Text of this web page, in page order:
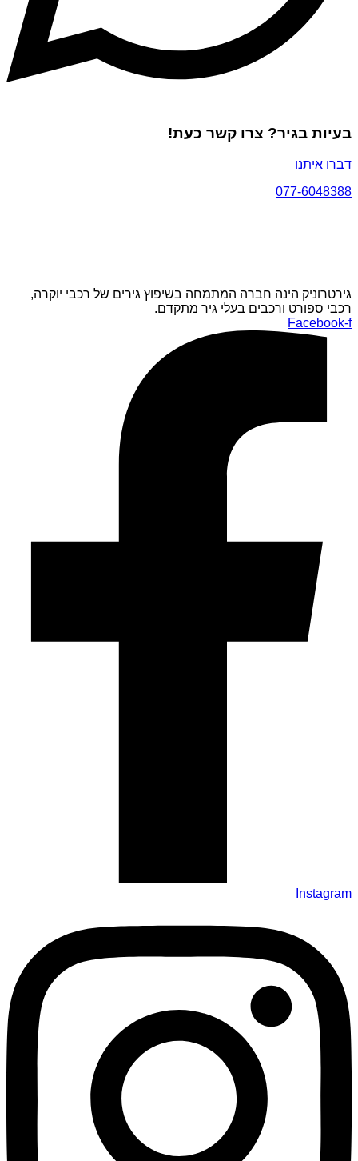
בעיות בגיר? צרו קשר כעת!
דברו איתנו
077-6048388
גירטרוניק הינה חברה המתמחה בשיפוץ גירים של רכבי יוקרה,
רכבי ספורט ורכבים בעלי גיר מתקדם.
Facebook-f
Instagram